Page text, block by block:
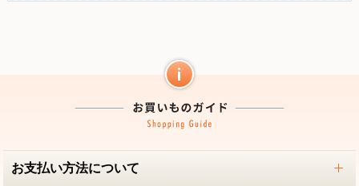
お支払い方法について